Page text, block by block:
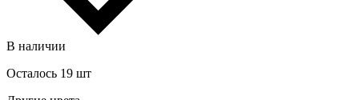
В наличии
Осталось 19 шт